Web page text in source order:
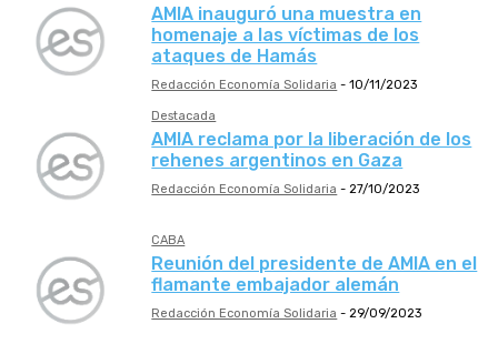
AMIA inauguró una muestra en
homenaje a las víctimas de los
ataques de Hamás
Redacción Economía Solidaria - 10/11/2023
Destacada
AMIA reclama por la liberación de los
rehenes argentinos en Gaza
Redacción Economía Solidaria - 27/10/2023
CABA
Reunión del presidente de AMIA en el
flamante embajador alemán
Redacción Economía Solidaria - 29/09/2023